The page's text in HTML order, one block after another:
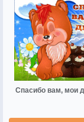
Спасибо вам, мои